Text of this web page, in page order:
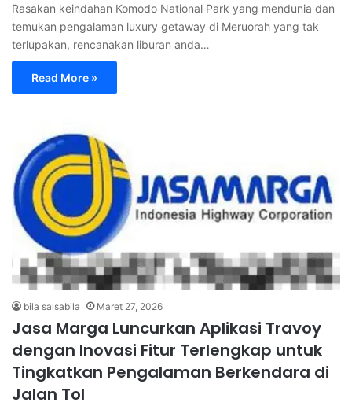
Rasakan keindahan Komodo National Park yang mendunia dan
temukan pengalaman luxury getaway di Meruorah yang tak
terlupakan, rencanakan liburan anda…
Read More »
bila salsabila Maret 27, 2026
Jasa Marga Luncurkan Aplikasi Travoy
dengan Inovasi Fitur Terlengkap untuk
Tingkatkan Pengalaman Berkendara di
Jalan Tol